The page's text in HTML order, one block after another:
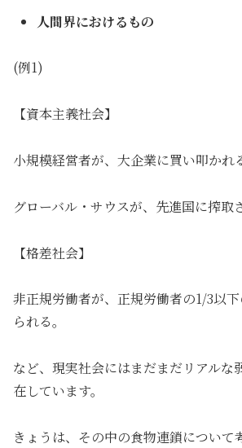
人間界におけるもの
(例1)
【資本主義社会】
小規模経営者が、大企業に買い叩かれ
グローバル・サウスが、先進国に搾取
【格差社会】
非正規労働者が、正規労働者の1/3以
られる。
など、現実社会にはまだまだリアルな
在しています。
きょうは、その中の食物連鎖について